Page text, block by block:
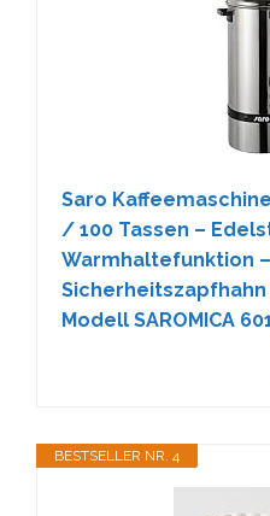
Saro
/ 100 Tassen –
Warmhaltefunktion –
Sicherheitszapfhahn
Modell SAROMICA
BESTSELLER NR. 4